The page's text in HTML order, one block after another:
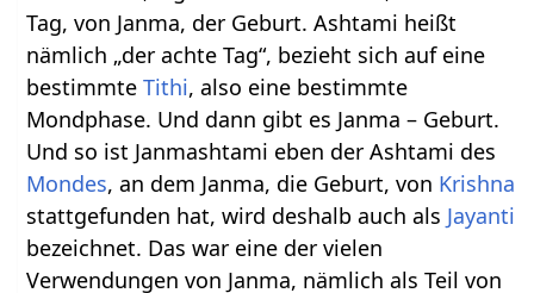
Tag, von Janma, der Geburt. Ashtami heißt
nämlich „der achte Tag“, bezieht sich auf eine
bestimmteTithi, also eine bestimmte
Mondphase. Und dann gibt es Janma – Geburt.
Und so ist Janmashtami eben der Ashtami des
Mondes, an dem Janma, die Geburt, von Krishna
stattgefunden hat, wird deshalb auch als Jayanti
bezeichnet. Das war eine der vielen
Verwendungen von Janma, nämlich als Teil von